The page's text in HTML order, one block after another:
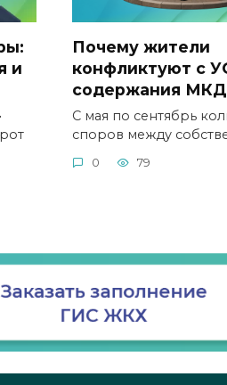
и
Почему жители
конфликтуют с
содержания
С мая по сентябрь
споров между
0 79